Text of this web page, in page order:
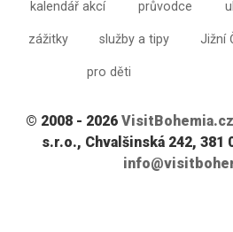
kalendář akcí průvodce
zážitky služby a tipy Jižní
pro děti
© 2008 - 2026 VisitBohemia.cz
s.r.o., Chvalšinská 242, 381